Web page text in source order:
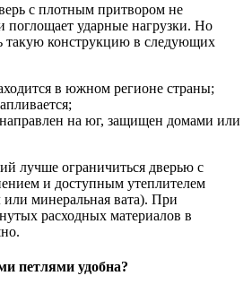
с плотным притвором не
поглощает ударные нагрузки. Но
такую конструкцию в следующих
в южном регионе страны;
на юг, защищен домами или
лучше ограничиться дверью с
и доступным утеплителем
минеральная вата). При
расходных материалов в
петлями удобна?